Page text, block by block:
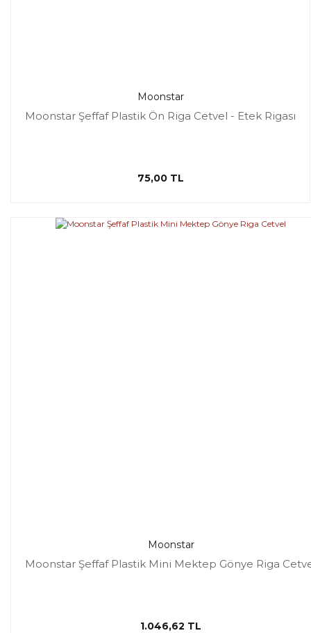
Moonstar
Moonstar Şeffaf Plastik Ön Riga Cetvel - Etek Rigası
75,00 TL
Moonstar
Moonstar Şeffaf Plastik Mini Mektep Gönye Riga
1.046,62 TL